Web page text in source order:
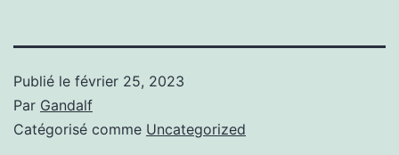
Publié le février 25, 2023
Par Gandalf
Catégorisé comme Uncategorized